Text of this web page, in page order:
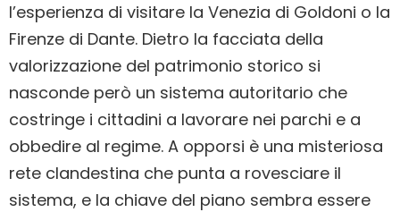
l’esperienza di visitare la Venezia di Goldoni o la
Firenze di Dante. Dietro la facciata della
valorizzazione del patrimonio storico si
nasconde però un sistema autoritario che
costringe i cittadini a lavorare nei parchi e a
obbedire al regime. A opporsi è una misteriosa
rete clandestina che punta a rovesciare il
sistema, e la chiave del piano sembra essere